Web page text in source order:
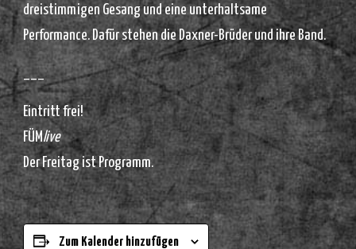
dreistimmigen Gesang und eine unterhaltsame
Performance. Dafür stehen die Daxner-Brüder und ihre Band.
___
Eintritt frei!
FÜMlive
Der Freitag ist Programm.
Zum Kalender hinzufügen